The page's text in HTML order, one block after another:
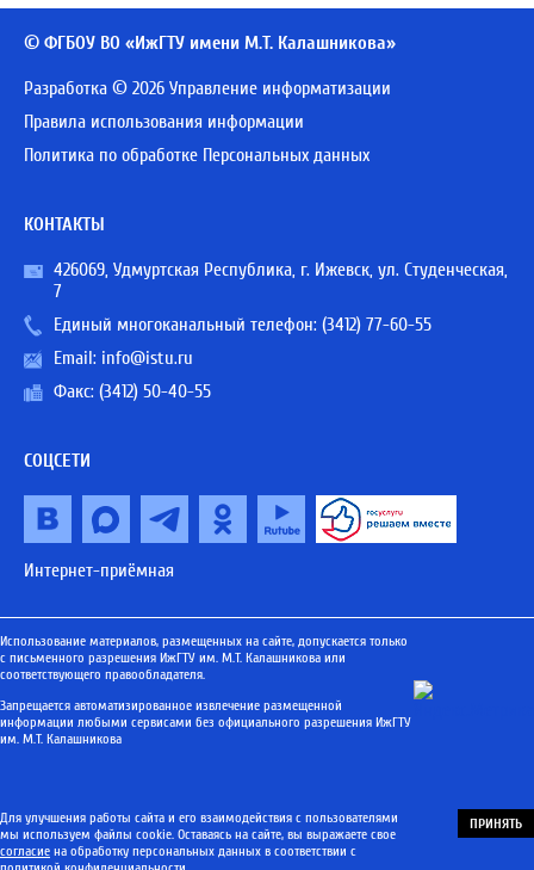
© ФГБОУ ВО «ИжГТУ имени М.Т. Калашникова»
Разработка © 2026 Управление информатизации
Правила использования информации
Политика по обработке Персональных данных
КОНТАКТЫ
426069, Удмуртская Республика, г. Ижевск, ул. Студенческая,
7
Единый многоканальный телефон: (3412) 77-60-55
Email: info@istu.ru
Факс: (3412) 50-40-55
СОЦСЕТИ
Интернет-приёмная
Использование материалов, размещенных на сайте, допускается только
с письменного разрешения ИжГТУ им. М.Т. Калашникова или
соответствующего правообладателя.
Запрещается автоматизированное извлечение размещенной
информации любыми сервисами без официального разрешения ИжГТУ
им. М.Т. Калашникова
Для улучшения работы сайта и его взаимодействия с пользователями
мы используем файлы cookie. Оставаясь на сайте, вы выражаете свое
согласие на обработку персональных данных в соответствии с
ПРИНЯТЬ